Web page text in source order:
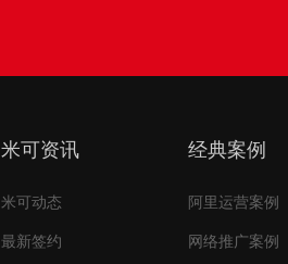
米可资讯
米可动态
最新签约
经典案例
阿里运营案例
网络推广案例